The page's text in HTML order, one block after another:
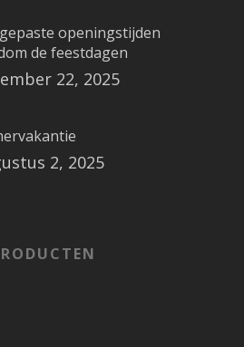
openingstijden
de feestdagen
22, 2025
2, 2025